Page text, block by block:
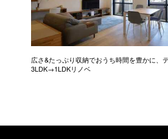
広さ&たっぷり収納でおうち時間を豊かに、
3LDK→1LDKリノベ